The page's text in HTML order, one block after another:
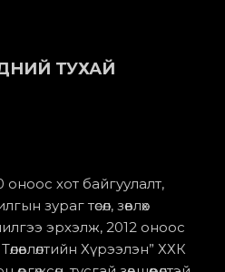
ТУХАЙ
оноос хот байгуулалт,
зураг төсөл, зөвлөх
эрхэлж, 2012 оноос
Хүрээлэн” ХХК